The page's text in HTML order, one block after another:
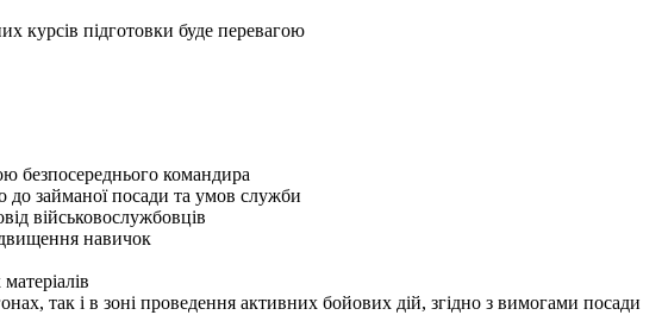
курсів підготовки буде перевагою
безпосереднього командира
до займаної посади та умов служби
військовослужбовців
навичок
так і в зоні проведення активних бойових дій, згідно з вимогами посади